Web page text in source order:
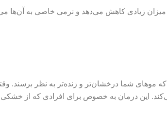
میزان زیادی کاهش می‌دهد و نرمی خاصی به آن‌ها
موهای شما درخشان‌تر و زنده‌تر به نظر برسند.
این درمان به خصوص برای افرادی که از خشکی